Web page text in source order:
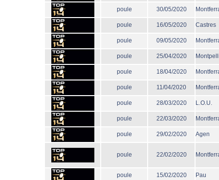
poule 30/05/2020
poule 16/05/2020 Castres
poule 09/05/2020
poule 25/04/2020
poule 18/04/2020
poule 11/04/2020
poule 28/03/2020 L.O.U.
poule 22/03/2020
poule 29/02/2020 Agen
poule 22/02/2020
poule 15/02/2020 Pau